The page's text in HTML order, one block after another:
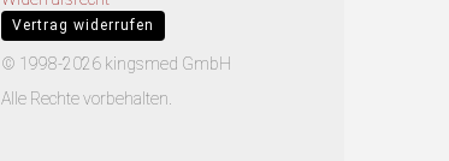
Vertrag widerrufen
© 1998-2026 kingsmed GmbH
Alle Rechte vorbehalten.